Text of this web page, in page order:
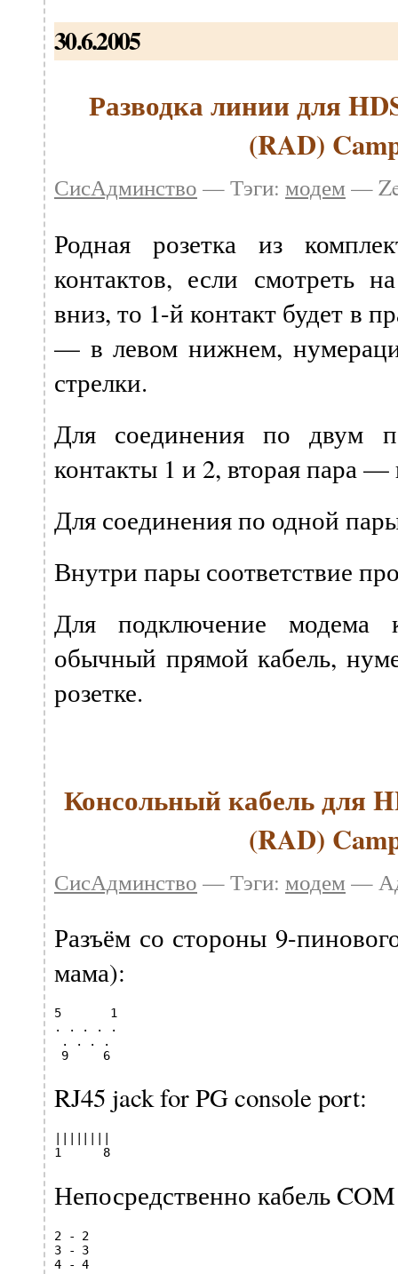
30.6.2005
Разводка линии для
(RAD)
СисАдминство — Тэги: модем —
Родная розетка из
контактов, если смотреть
вниз, то 1-й контакт будет в
— в левом нижнем,
стрелки.
Для соединения по двум
контакты 1 и 2, вторая пара —
Для соединения по одной
Внутри пары соответствие
Для подключение модема
обычный прямой кабель,
розетке.
Консольный кабель для
(RAD)
СисАдминство — Тэги: модем —
Разъём со стороны 9-
мама):
5       1
. . . . .
. . . .
9     6
RJ45 jack for PG console port:
1      8
Непосредственно кабель
2 - 2
3 - 3
4 - 4